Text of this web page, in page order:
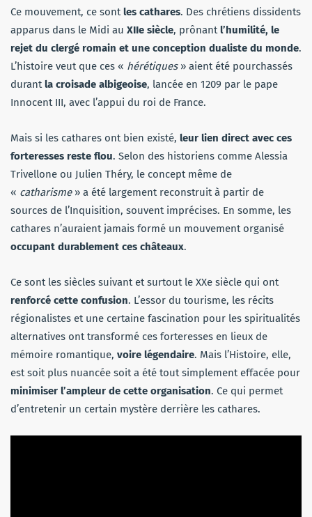
Ce mouvement, ce sontles cathares. Des chrétiens dissidents
apparus dans le Midi au XIIe siècle, prônantl’humilité, le
rejet du clergé romain et une conception dualiste du monde.
L’histoire veut que ces « hérétiques» aient été pourchassés
durantla croisade albigeoise, lancée en 1209 par le pape
Innocent III, avec l’appui du roi de France.
Mais si les cathares ont bien existé, leur lien direct avec ces
forteresses reste flou. Selon des historiens comme Alessia
Trivellone ou Julien Théry, le concept même de
« catharisme» a été largement reconstruit à partir de
sources de l’Inquisition, souvent imprécises. En somme, les
cathares n’auraient jamais formé un mouvement organisé
occupant durablement ces châteaux.
Ce sont les siècles suivant et surtout le XXe siècle qui ont
renforcé cette confusion. L’essor du tourisme, les récits
régionalistes et une certaine fascination pour les spiritualités
alternatives ont transformé ces forteresses en lieux de
mémoire romantique, voire légendaire. Mais l’Histoire, elle,
est soit plus nuancée soit a été tout simplement effacée pour
minimiser l’ampleur de cette organisation. Ce qui permet
d’entretenir un certain mystère derrière les cathares.